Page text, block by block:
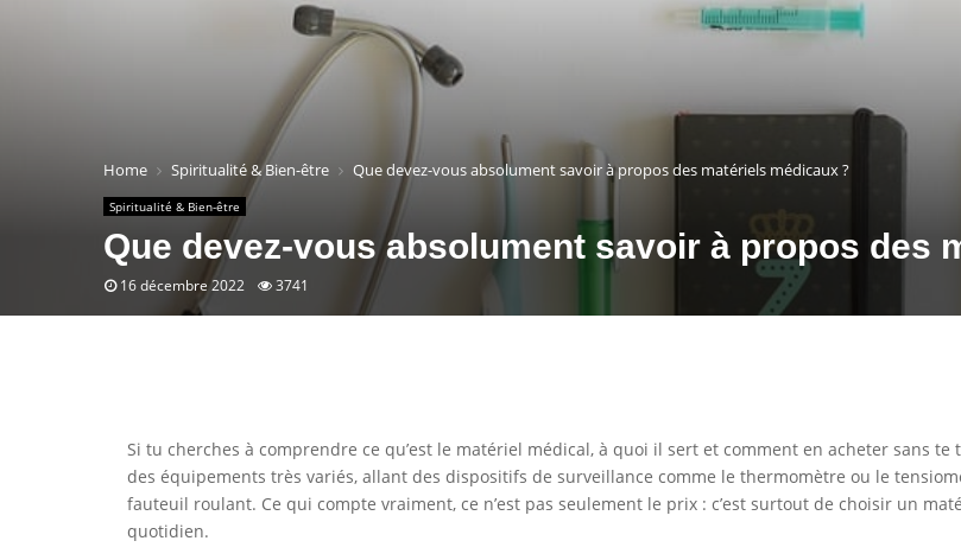
Home Spiritualité & Bien-être Que devez-vous absolument savoir à propos des matériels médicaux ?
Spiritualité & Bien-être
Que devez-vous absolument savoir à propos des
16 décembre 2022 3741
Si tu cherches à comprendre ce qu’est le matériel médical, à quoi il sert et comment en acheter sans
des équipements très variés, allant des dispositifs de surveillance comme le thermomètre ou le
fauteuil roulant. Ce qui compte vraiment, ce n’est pas seulement le prix : c’est surtout de choisir un
quotidien.